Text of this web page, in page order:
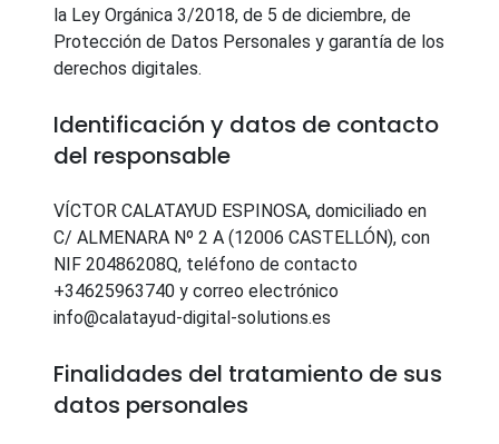
la Ley Orgánica 3/2018, de 5 de diciembre, de
Protección de Datos Personales y garantía de los
derechos digitales.
Identificación y datos de contacto
del responsable
VÍCTOR CALATAYUD ESPINOSA, domiciliado en
C/ ALMENARA Nº 2 A (12006 CASTELLÓN), con
NIF 20486208Q, teléfono de contacto
+34625963740 y correo electrónico
info@calatayud-digital-solutions.es
Finalidades del tratamiento de sus
datos personales